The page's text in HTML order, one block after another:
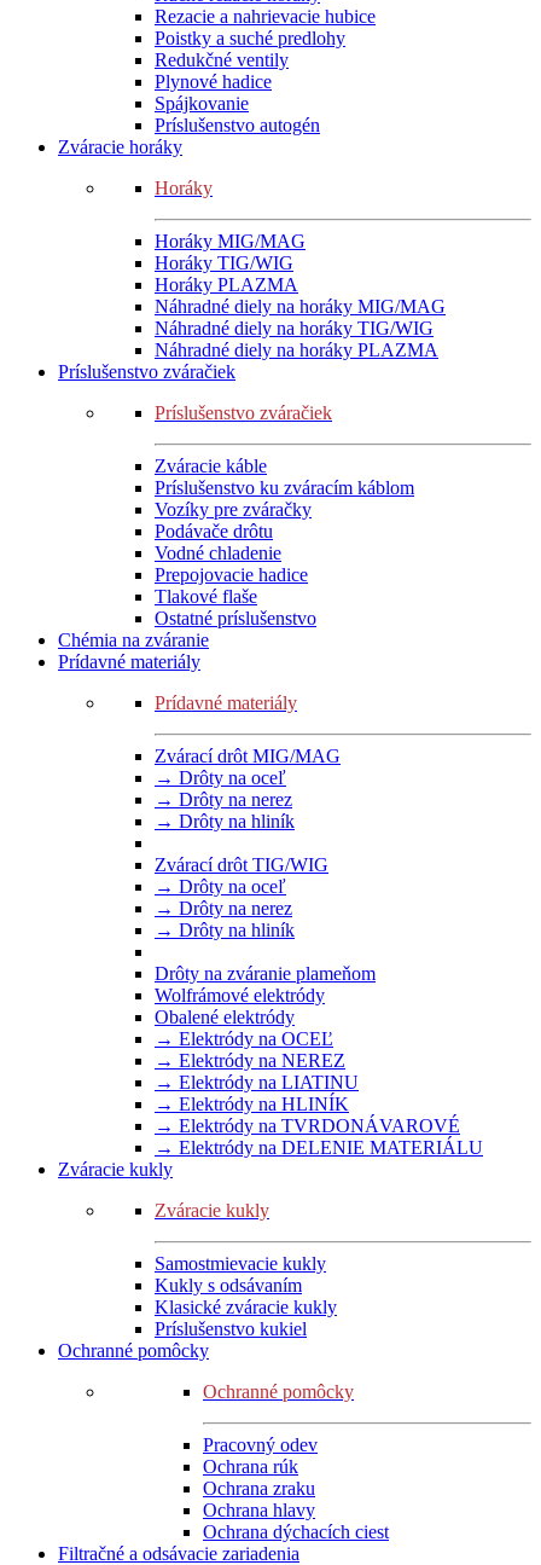
Rezacie a nahrievacie hubice
Poistky a suché predlohy
Redukčné ventily
Plynové hadice
Spájkovanie
Príslušenstvo autogén
Zváracie horáky
Horáky
Horáky MIG/MAG
Horáky TIG/WIG
Horáky PLAZMA
Náhradné diely na horáky MIG/MAG
Náhradné diely na horáky TIG/WIG
Náhradné diely na horáky PLAZMA
Príslušenstvo zváračiek
Príslušenstvo zváračiek
Zváracie káble
Príslušenstvo ku zváracím káblom
Vozíky pre zváračky
Podávače drôtu
Vodné chladenie
Prepojovacie hadice
Tlakové flaše
Ostatné príslušenstvo
Chémia na zváranie
Prídavné materiály
Prídavné materiály
Zvárací drôt MIG/MAG
→ Drôty na oceľ
→ Drôty na nerez
→ Drôty na hliník
Zvárací drôt TIG/WIG
→ Drôty na oceľ
→ Drôty na nerez
→ Drôty na hliník
Drôty na zváranie plameňom
Wolfrámové elektródy
Obalené elektródy
→ Elektródy na OCEĽ
→ Elektródy na NEREZ
→ Elektródy na LIATINU
→ Elektródy na HLINÍK
→ Elektródy na TVRDONÁVAROVÉ
→ Elektródy na DELENIE MATERIÁLU
Zváracie kukly
Zváracie kukly
Samostmievacie kukly
Kukly s odsávaním
Klasické zváracie kukly
Príslušenstvo kukiel
Ochranné pomôcky
Ochranné pomôcky
Pracovný odev
Ochrana rúk
Ochrana zraku
Ochrana hlavy
Ochrana dýchacích ciest
Filtračné a odsávacie zariadenia